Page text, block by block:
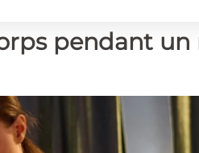
pendant un